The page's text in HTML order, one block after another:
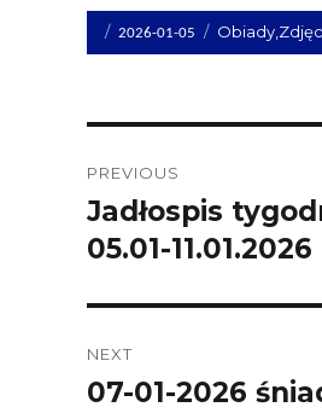
Opublikowano
dnia
2026-01-05 Kategorie
Obiady,
navigation
PREVIOUS
Previous
post:
Jadłospis
05.01-11.01.2026
NEXT
Next
07-01-2026